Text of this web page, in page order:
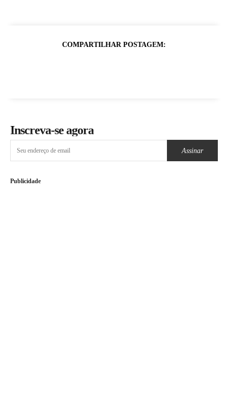
COMPARTILHAR POSTAGEM:
Inscreva-se agora
Assinar
Publicidade